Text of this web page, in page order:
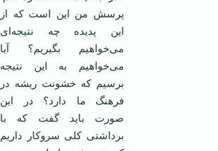
پرسش من این است که از
این پدیده چه نتیجه‌ای
می‌خواهیم بگیریم؟ آیا
می‌خواهیم به این نتیجه
برسیم که خشونت ریشه در
فرهنگ ما دارد؟ در این
صورت باید گفت که با
برداشتی کلی سر‌وکار داریم